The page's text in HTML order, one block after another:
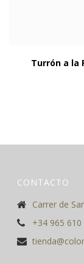
Turrón a la
CONTACTO
Carrer de
+34 965 610